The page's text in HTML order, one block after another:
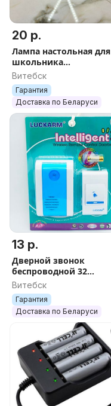
20 р.
Лампа настольная для
школьника
светодиодная ''HGDUE''
сенсорная светильник,
ночник,
Витебск
Гарантия
Доставка по Беларуси
13 р.
Дверной звонок
беспроводной 32
мелодии
Витебск
Гарантия
Доставка по Беларуси